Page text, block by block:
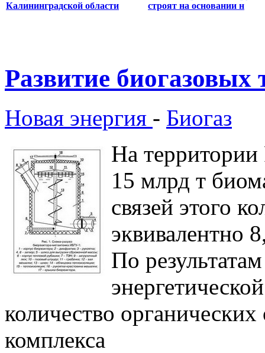
Калининградской области
строят на основании н
Развитие биогазовых
Новая энергия - Биогаз
На территории
15 млрд т
связей этого
эквивалентно
По
количество
комплекса